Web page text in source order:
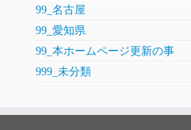
99_名古屋
99_愛知県
99_本ホームページ更新の事
999_未分類